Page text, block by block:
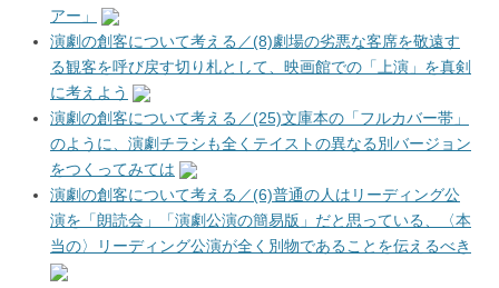
アー」
演劇の創客について考える／(8)劇場の劣悪な客席を敬遠す
る観客を呼び戻す切り札として、映画館での「上演」を真剣
に考えよう
演劇の創客について考える／(25)文庫本の「フルカバー帯」
のように、演劇チラシも全くテイストの異なる別バージョン
をつくってみては
演劇の創客について考える／(6)普通の人はリーディング公
演を「朗読会」「演劇公演の簡易版」だと思っている、〈本
当の〉リーディング公演が全く別物であることを伝えるべき